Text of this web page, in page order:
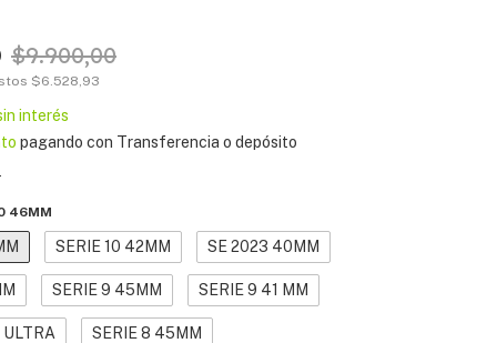
$9.900,00
$6.528,93
interés
pagando con Transferencia o depósito
46MM
SERIE 10 42MM SE 2023 40MM
SERIE 9 45MM SERIE 9 41 MM
ULTRA SERIE 8 45MM